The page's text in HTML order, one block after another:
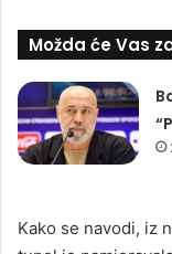
Možda će Vas
Kako se navodi, iz